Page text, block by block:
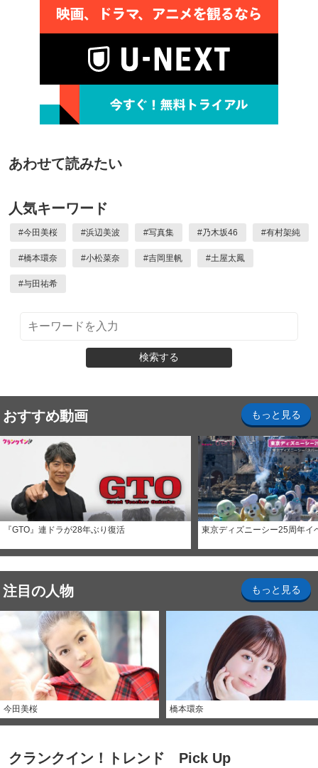
あわせて読みたい
人気キーワード
#今田美桜 #浜辺美波 #写真集 #乃木坂46 #有村架純
#橋本環奈 #小松菜奈 #吉岡里帆 #土屋太鳳
#与田祐希
検索する
おすすめ動画 もっと見る
『GTO』連ドラが28年ぶり復活 東京ディズニーシー25周年イ
注目の人物 もっと見る
今田美桜 橋本環奈
クランクイン！トレンド Pick Up